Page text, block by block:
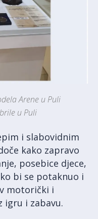
Arene u Puli
u Puli
i slabovidnim
kako zapravo
posebice djece,
bi se potaknuo i
motorički i
igru i zabavu.